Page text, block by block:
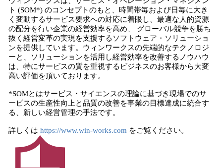
ト (SOM*) のコンセプトのもと、時間帯毎および日毎に大き
く変動するサービス要求への対応に着眼し、最適な人的資源
の配分を行い企業の経営効率を高め、 グローバル競争を勝ち
抜く経営変革の実現を支援するソフトウェア・ソリューショ
ンを提供しています。ウィンワークスの先端的なテクノロジ
ーと、ソリューションを活用し経営効率を改善するノウハウ
は、特にサービスの質を重視するビジネスのお客様から大変
高い評価を頂いております。
*SOMとはサービス・サイエンスの理論に基づき現場でのサ
ービスの生産性向上と品質の改善を事業の目標達成に統合す
る、新しい経営管理の手法です。
詳しくは https://www.win-works.com をご覧ください。